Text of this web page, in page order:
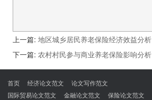
上一篇: 地区城乡居民养老保险经济效益分析
下一篇: 农村村民参与商业养老保险影响分析
首页 经济论文范文
论文写作范文
国际贸易论文范文
金融论文范文
保险论文范文